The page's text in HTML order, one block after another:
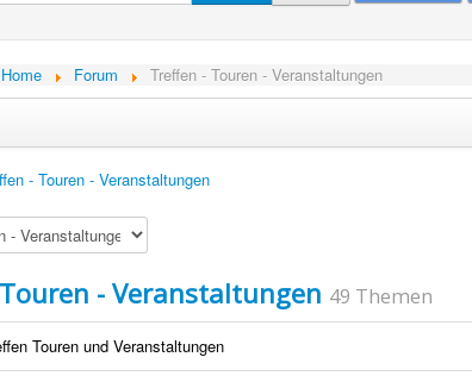
Home Forum Treffen - Touren - Veranstaltungen
- Touren - Veranstaltungen
- Veranstaltungen 49 Themen
Touren und Veranstaltungen